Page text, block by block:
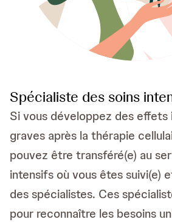
Spécialiste des soins
Si vous développez des effets
graves après la thérapie
pouvez être transféré(e) au
intensifs où vous êtes suivi(e)
des spécialistes. Ces
pour reconnaître les besoins